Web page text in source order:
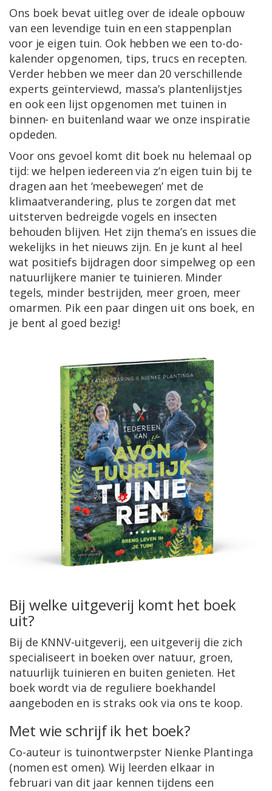
Ons boek bevat uitleg over de ideale opbouw
van een levendige tuin en een stappenplan
voor je eigen tuin. Ook hebben we een to-do-
kalender opgenomen, tips, trucs en recepten.
Verder hebben we meer dan 20 verschillende
experts geïnterviewd, massa’s plantenlijstjes
en ook een lijst opgenomen met tuinen in
binnen- en buitenland waar we onze inspiratie
opdeden.
Voor ons gevoel komt dit boek nu helemaal op
tijd: we helpen iedereen via z’n eigen tuin bij te
dragen aan het ‘meebewegen’ met de
klimaatverandering, plus te zorgen dat met
uitsterven bedreigde vogels en insecten
behouden blijven. Het zijn thema’s en issues die
wekelijks in het nieuws zijn. En je kunt al heel
wat positiefs bijdragen door simpelweg op een
natuurlijkere manier te tuinieren. Minder
tegels, minder bestrijden, meer groen, meer
omarmen. Pik een paar dingen uit ons boek, en
je bent al goed bezig!
Bij welke uitgeverij komt het boek
uit?
Bij de KNNV-uitgeverij, een uitgeverij die zich
specialiseert in boeken over natuur, groen,
natuurlijk tuinieren en buiten genieten. Het
boek wordt via de reguliere boekhandel
aangeboden en is straks ook via ons te koop.
Met wie schrijf ik het boek?
Co-auteur is tuinontwerpster Nienke Plantinga
(nomen est omen). Wij leerden elkaar in
februari van dit jaar kennen tijdens een